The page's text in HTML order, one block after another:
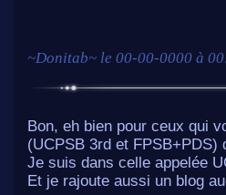
~Donitab~ le 00-00-0000 à
Bon, eh bien pour ceux qui
(UCPSB 3rd et
Je suis dans celle appelée
Et je rajoute aussi un blog